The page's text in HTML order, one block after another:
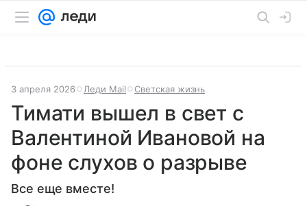
3 апреля 2026 Леди Mail Светская жизнь
Тимати вышел в свет с
Валентиной Ивановой на
фоне слухов о разрыве
Все еще вместе!